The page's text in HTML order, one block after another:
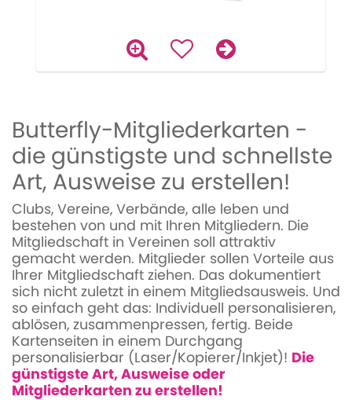
Butterfly-Mitgliederkarten -
die günstigste und schnellste
Art, Ausweise zu erstellen!
Clubs, Vereine, Verbände, alle leben und
bestehen von und mit Ihren Mitgliedern. Die
Mitgliedschaft in Vereinen soll attraktiv
gemacht werden. Mitglieder sollen Vorteile aus
Ihrer Mitgliedschaft ziehen. Das dokumentiert
sich nicht zuletzt in einem Mitgliedsausweis. Und
so einfach geht das: Individuell personalisieren,
ablösen, zusammenpressen, fertig. Beide
Kartenseiten in einem Durchgang
personalisierbar (Laser/Kopierer/Inkjet)! Die
günstigste Art, Ausweise oder
Mitgliederkarten zu erstellen!